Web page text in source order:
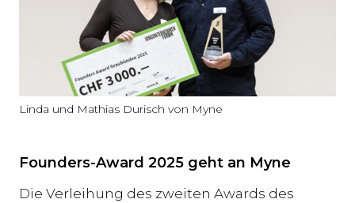
Linda und Mathias Durisch von Myne
Founders-Award 2025 geht an Myne
Die Verleihung des zweiten Awards des